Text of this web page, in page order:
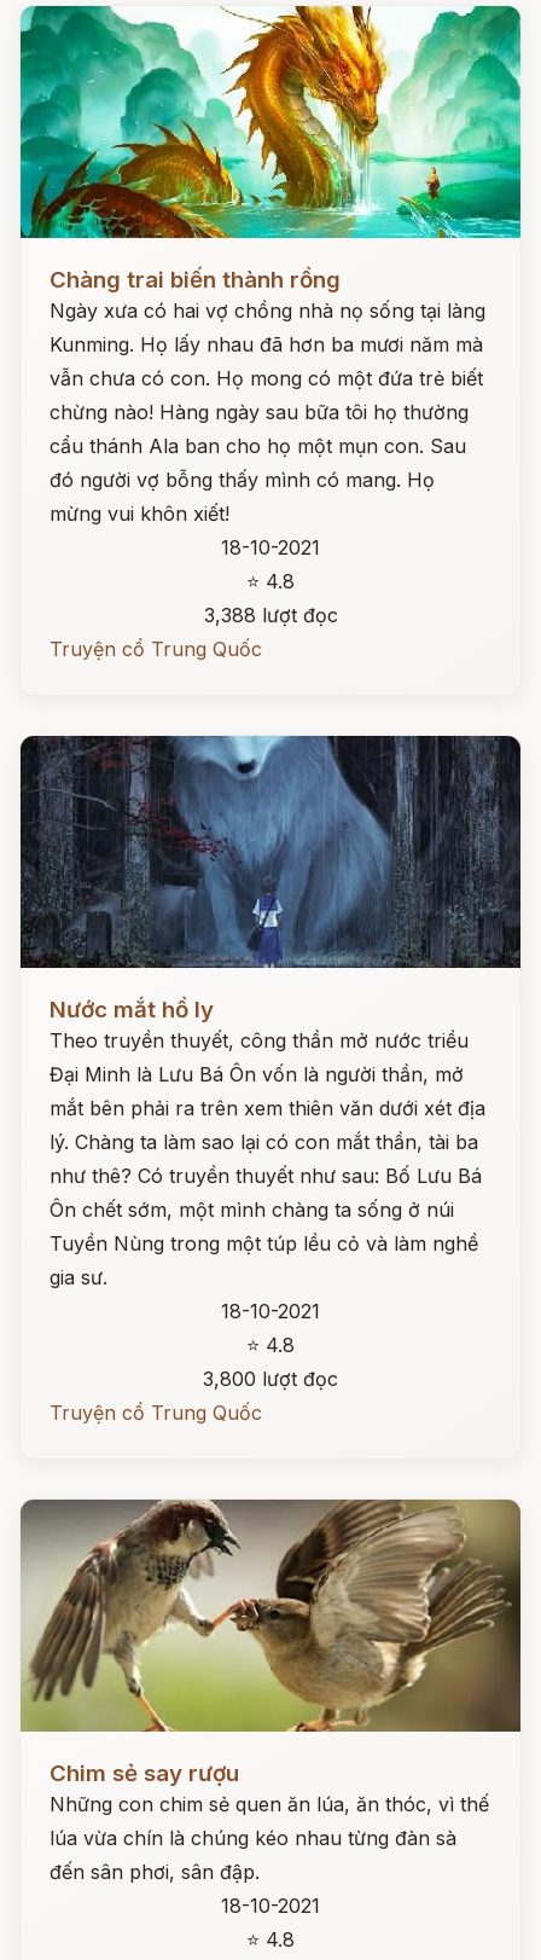
Chàng trai biến thành rồng
Ngày xưa có hai vợ chồng nhà nọ sống tại làng
Kunming. Họ lấy nhau đã hơn ba mươi năm mà
vẫn chưa có con. Họ mong có một đứa trẻ biết
chừng nào! Hàng ngày sau bữa tôi họ thường
cẩu thánh Ala ban cho họ một mụn con. Sau
đó người vợ bỗng thấy mình có mang. Họ
mừng vui khôn xiết!
18-10-2021
⭐ 4.8
3,388 lượt đọc
Truyện cổ Trung Quốc
Nước mắt hồ ly
Theo truyền thuyết, công thần mở nước triều
Đại Minh là Lưu Bá Ôn vốn là người thần, mở
mắt bên phải ra trên xem thiên văn dưới xét địa
lý. Chàng ta làm sao lại có con mắt thần, tài ba
như thê? Có truyền thuyết như sau: Bố Lưu Bá
Ôn chết sớm, một mình chàng ta sống ở núi
Tuyền Nùng trong một túp lều cỏ và làm nghề
gia sư.
18-10-2021
⭐ 4.8
3,800 lượt đọc
Truyện cổ Trung Quốc
Chim sẻ say rượu
Những con chim sẻ quen ăn lúa, ăn thóc, vì thế
lúa vừa chín là chúng kéo nhau từng đàn sà
đến sân phơi, sân đập.
18-10-2021
⭐ 4.8